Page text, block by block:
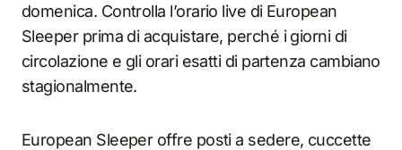
domenica. Controlla l’orario live di European
Sleeper prima di acquistare, perché i giorni di
circolazione e gli orari esatti di partenza cambiano
stagionalmente.
European Sleeper offre posti a sedere, cuccette